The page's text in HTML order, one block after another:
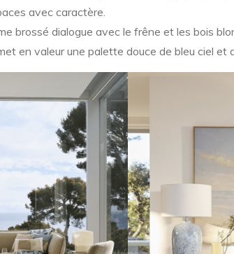
avec caractère.
brossé dialogue avec le frêne et les bois
en valeur une palette douce de bleu ciel et